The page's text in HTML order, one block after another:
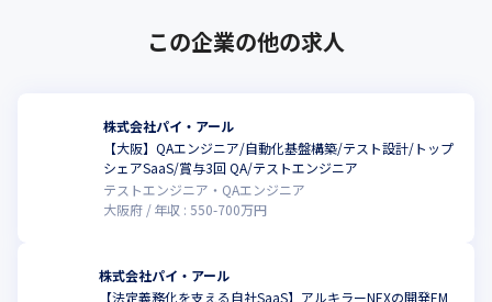
この企業の他の求人
株式会社パイ・アール
【大阪】QAエンジニア/自動化基盤構築/テスト設計/トップ
シェアSaaS/賞与3回 QA/テストエンジニア
テストエンジニア・QAエンジニア
大阪府
年収 : 550-700万円
株式会社パイ・アール
【法定義務化を支える自社SaaS】アルキラーNEXの開発EM